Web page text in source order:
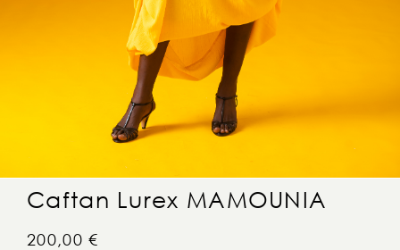
Caftan Lurex MAMOUNIA
200,00€